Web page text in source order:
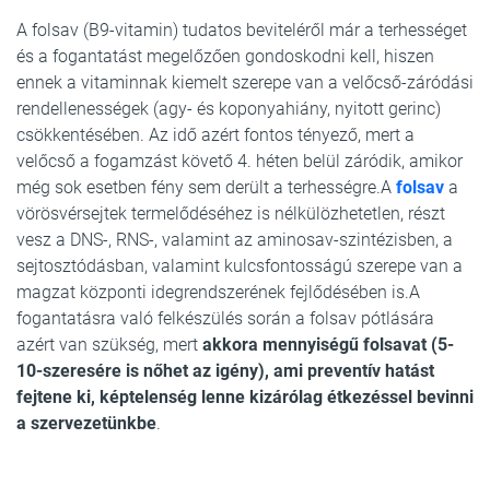
A folsav (B9-vitamin) tudatos beviteléről már a terhességet
és a fogantatást megelőzően gondoskodni kell, hiszen
ennek a vitaminnak kiemelt szerepe van a velőcső-záródási
rendellenességek (agy- és koponyahiány, nyitott gerinc)
csökkentésében. Az idő azért fontos tényező, mert a
velőcső a fogamzást követő 4. héten belül záródik, amikor
még sok esetben fény sem derült a terhességre.A folsav a
vörösvérsejtek termelődéséhez is nélkülözhetetlen, részt
vesz a DNS-, RNS-, valamint az aminosav-szintézisben, a
sejtosztódásban, valamint kulcsfontosságú szerepe van a
magzat központi idegrendszerének fejlődésében is.A
fogantatásra való felkészülés során a folsav pótlására
azért van szükség, mert akkora mennyiségű folsavat (5-
10-szeresére is nőhet az igény), ami preventív hatást
fejtene ki, képtelenség lenne kizárólag étkezéssel bevinni
a szervezetünkbe.